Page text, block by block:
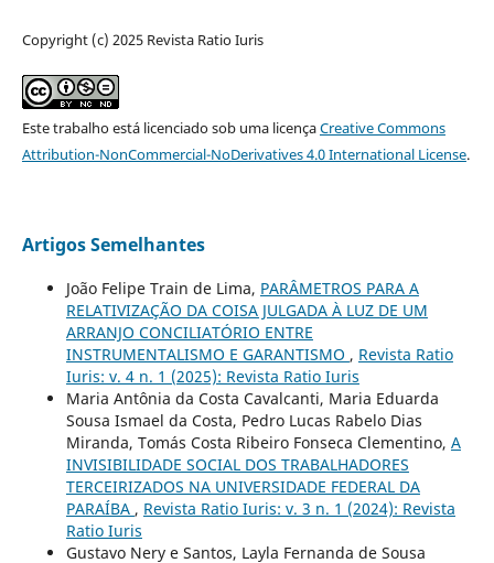
Copyright (c) 2025 Revista Ratio Iuris
Este trabalho está licenciado sob uma licençaCreative Commons
Attribution-NonCommercial-NoDerivatives 4.0 International License.
Artigos Semelhantes
João Felipe Train de Lima, PARÂMETROS PARA A
RELATIVIZAÇÃO DA COISA JULGADA À LUZ DE UM
ARRANJO CONCILIATÓRIO ENTRE
INSTRUMENTALISMO E GARANTISMO , Revista Ratio
Iuris: v. 4 n. 1 (2025): Revista Ratio Iuris
Maria Antônia da Costa Cavalcanti, Maria Eduarda
Sousa Ismael da Costa, Pedro Lucas Rabelo Dias
Miranda, Tomás Costa Ribeiro Fonseca Clementino, A
INVISIBILIDADE SOCIAL DOS TRABALHADORES
TERCEIRIZADOS NA UNIVERSIDADE FEDERAL DA
PARAÍBA , Revista Ratio Iuris: v. 3 n. 1 (2024): Revista
Ratio Iuris
Gustavo Nery e Santos, Layla Fernanda de Sousa